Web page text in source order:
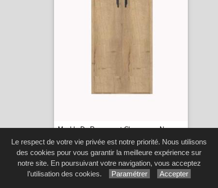
Meuble De Rangement Chaussures New
York -
Meubles Minet ... [1 image(s)]
Le respect de votre vie privée est notre priorité. Nous utilisons
des cookies pour vous garantir la meilleure expérience sur
notre site. En poursuivant votre navigation, vous acceptez
l’utilisation des cookies.
Paramétrer Accepter